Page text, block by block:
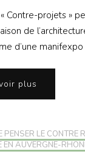
Contre-projets »
de
d’une
plus
PENSER LE CONTRE
EN AUVERGNE-